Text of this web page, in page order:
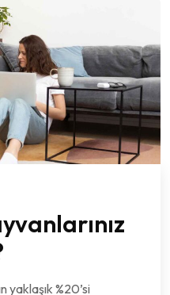
yaklaşık %20’si